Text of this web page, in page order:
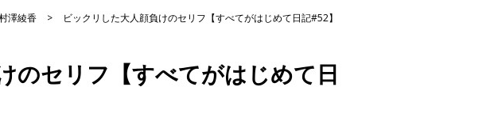
澤綾香 ビックリした大人顔負けのセリフ【すべてがはじめて日記#52】
のセリフ【すべてがはじめて日